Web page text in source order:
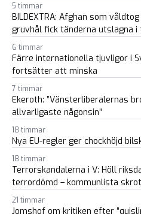
5 timmar
BILDEXTRA: Afghan som
gruvhål fick tänderna utslagna
6 timmar
Färre internationella tjuvligor i
fortsätter att minska
7 timmar
Ekeroth: ”Vänsterliberalernas
allvarligaste någonsin”
18 timmar
Nya EU-regler ger chockhöjd
18 timmar
Terrorskandalerna i V: Höll
terrordömd – kommunlista
21 timmar
Jomshof om kritiken efter